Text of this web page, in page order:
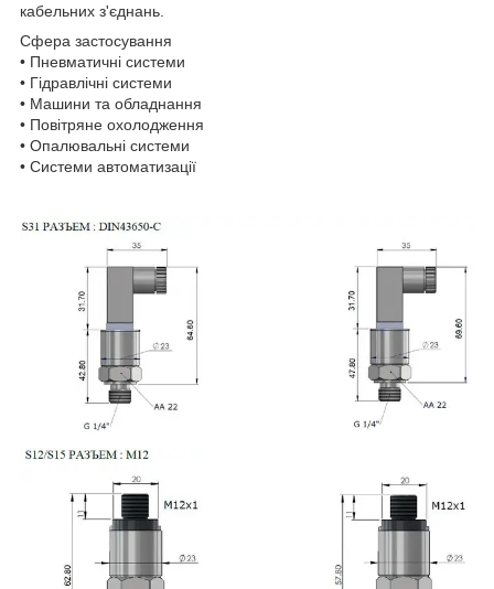
кабельних з'єднань.
Сфера застосування
• Пневматичні системи
• Гідравлічні системи
• Машини та обладнання
• Повітряне охолодження
• Опалювальні системи
• Системи автоматизації